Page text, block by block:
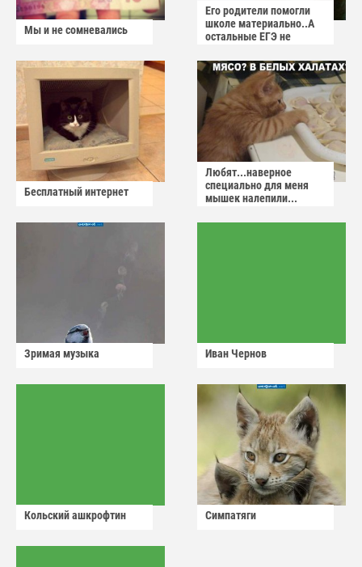
Мы и не сомневались
Его родители помогли
школе материально..А
остальные ЕГЭ не
Бесплатный интернет
Любят...наверное
специально для меня
мышек налепили...
Зримая музыка Иван Чернов
Кольский ашкрофтин Симпатяги